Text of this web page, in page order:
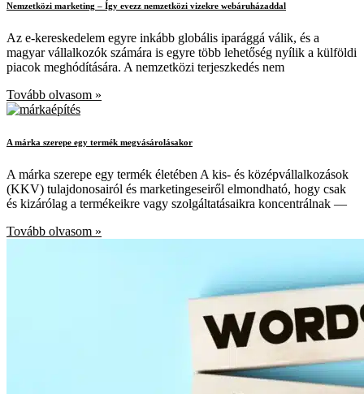
Nemzetközi marketing – Így evezz nemzetközi vizekre webáruházaddal
Az e-kereskedelem egyre inkább globális iparággá válik, és a
magyar vállalkozók számára is egyre több lehetőség nyílik a külföldi
piacok meghódítására. A nemzetközi terjeszkedés nem
Tovább olvasom »
A márka szerepe egy termék megvásárolásakor
A márka szerepe egy termék életében A kis- és középvállalkozások
(KKV) tulajdonosairól és marketingeseiről elmondható, hogy csak
és kizárólag a termékeikre vagy szolgáltatásaikra koncentrálnak —
Tovább olvasom »